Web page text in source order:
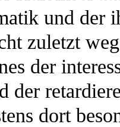
und der
zuletzt
der
der
dort